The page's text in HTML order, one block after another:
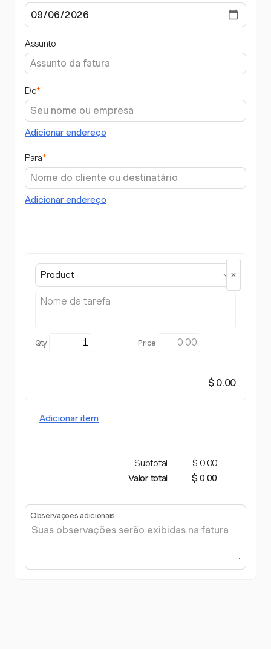
Assunto
De*
Adicionar endereço
Para*
Adicionar endereço
Product
$ 0.00
Adicionar item
Subtotal
$ 0.00
Valor total
$ 0.00
Observações adicionais